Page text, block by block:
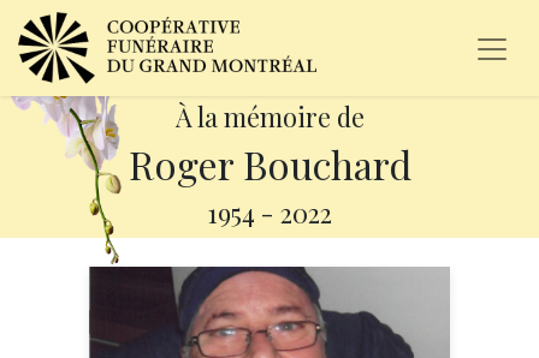
À la mémoire de
Roger Bouchard
1954 - 2022